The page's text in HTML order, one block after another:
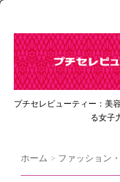
プチセレビューティー：美
る女子
ホーム > ファッション